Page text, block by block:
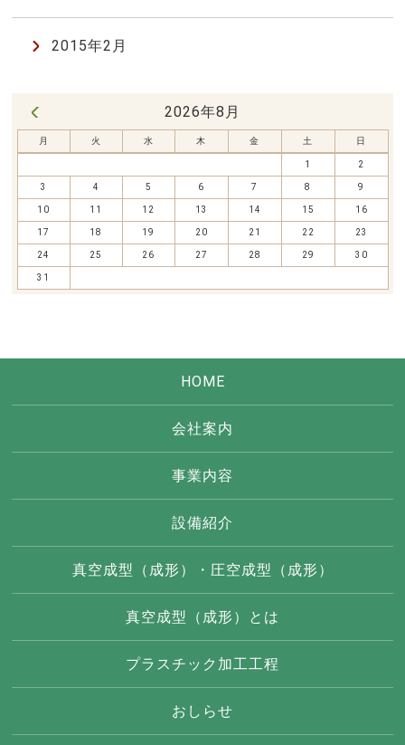
2015年2月
2026年8月
月 火 水 木 金 土 日
1 2
3 4 5 6 7 8 9
10 11 12 13 14 15 16
17 18 19 20 21 22 23
24 25 26 27 28 29 30
31
HOME
会社案内
事業内容
設備紹介
真空成型（成形）・圧空成型（成形）
真空成型（成形）とは
プラスチック加工工程
おしらせ